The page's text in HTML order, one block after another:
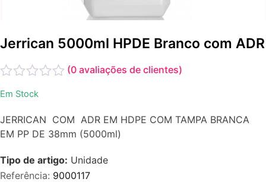
Jerrican 5000ml HPDE Branco com ADR
0
5
(0 avaliações de clientes)
Em Stock
JERRICAN COM ADR EM HDPE COM TAMPA BRANCA
EM PP DE 38mm (5000ml)
Tipo de artigo: Unidade
Referência: 9000117